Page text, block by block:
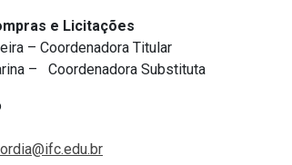
e Licitações
– Coordenadora Titular
– Coordenadora Substituta
edu.br